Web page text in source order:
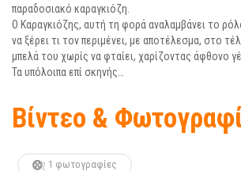
παραδοσιακό καραγκιόζη.
Ο Καραγκιόζης, αυτή τη φορά αναλαμβάνει το
να ξέρει τι τον περιμένει, με αποτέλεσμα, στο
μπελά του χωρίς να φταίει, χαρίζοντας άφθονο
Τα υπόλοιπα επί σκηνής…
Βίντεο &
1 φωτογραφίες